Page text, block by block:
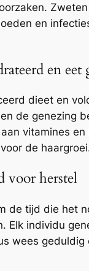
en
en eet
dieet en
de genezing
vitamines en
de
voor herstel
de tijd die het
Elk individu
wees geduldig